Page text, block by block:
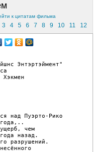
к цитатам фильма
3 4 5 6 7 8 9 10 11 12
Энтэртэймент"
Хэкмен
над Пуэрто-Рико
года,..
чем
назад.
разрушений.